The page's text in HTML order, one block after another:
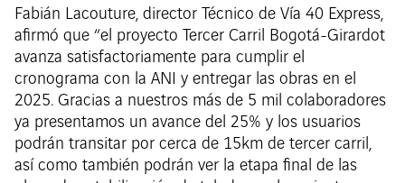
Fabián Lacouture, director Técnico de Vía 40 Express,
afirmó que “el proyecto Tercer Carril Bogotá-Girardot
avanza satisfactoriamente para cumplir el
cronograma con la ANI y entregar las obras en el
2025. Gracias a nuestros más de 5 mil colaboradores
ya presentamos un avance del 25% y los usuarios
podrán transitar por cerca de 15km de tercer carril,
así como también podrán ver la etapa final de las